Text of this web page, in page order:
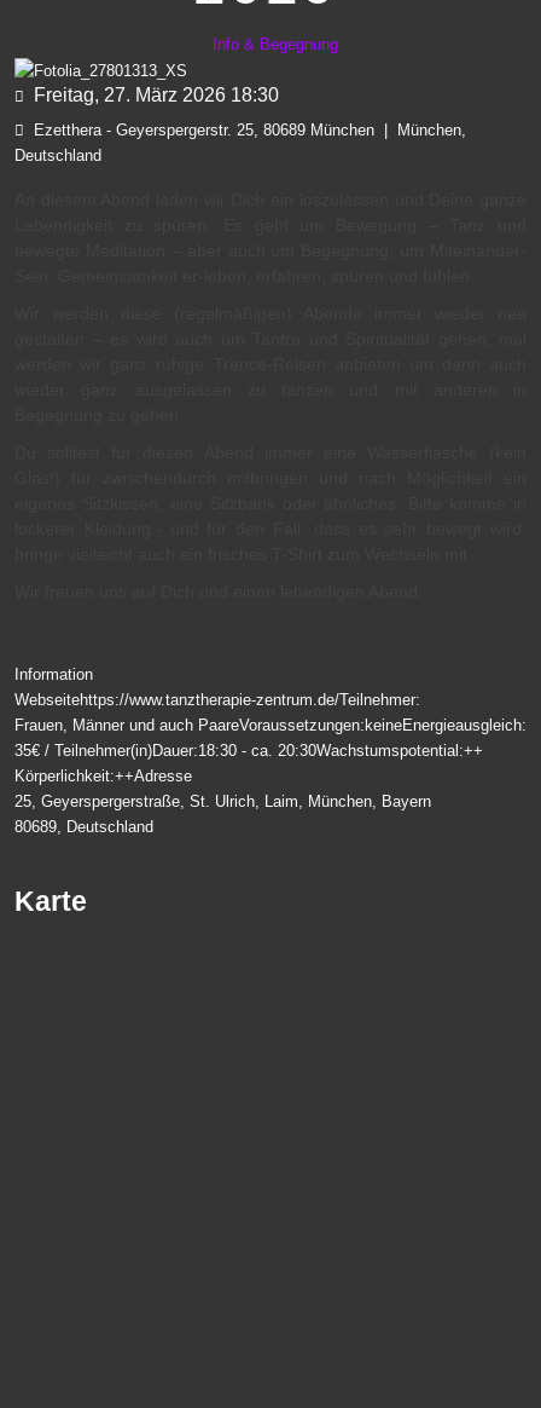
Info & Begegnung
Freitag, 27. März 2026 18:30
Ezetthera - Geyerspergerstr. 25, 80689 München
München,
Deutschland
Information
Webseitehttps://www.tanztherapie-zentrum.de/Teilnehmer:
Frauen, Männer und auch PaareVoraussetzungen: keineEnergieausgleich:
35€ / Teilnehmer(in)Dauer:18:30 - ca. 20:30Wachstumspotential:++
Körperlichkeit:++Adresse
25, Geyerspergerstraße, St. Ulrich, Laim, München, Bayern
80689, Deutschland
Karte